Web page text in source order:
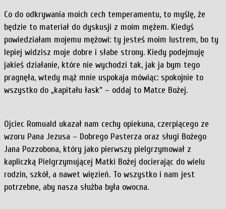
Co do odkrywania moich cech temperamentu, to myślę, że
będzie to materiał do dyskusji z moim mężem. Kiedyś
powiedziałam mojemu mężowi: ty jesteś moim lustrem, bo ty
lepiej widzisz moje dobre i słabe strony. Kiedy podejmuję
jakieś działanie, które nie wychodzi tak, jak ja bym tego
pragnęła, wtedy mąż mnie uspokaja mówiąc: spokojnie to
wszystko do „kapitału łask” – oddaj to Matce Bożej.
Ojciec Romuald ukazał nam cechy opiekuna, czerpiącego ze
wzoru Pana Jezusa – Dobrego Pasterza oraz sługi Bożego
Jana Pozzobona, który jako pierwszy pielgrzymował z
kapliczką Pielgrzymującej Matki Bożej docierając do wielu
rodzin, szkół, a nawet więzień. To wszystko i nam jest
potrzebne, aby nasza służba była owocna.